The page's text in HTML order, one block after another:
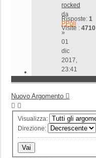
rocked
da
PPoli
»
01
dic
2017,
23:41
Risposte: 1
Visite : 4710
Nuovo Argomento
Visualizza:
Direzione: